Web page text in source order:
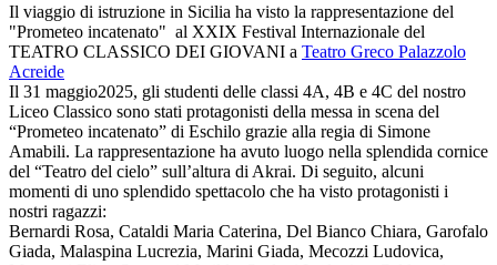
Il viaggio di istruzione in Sicilia ha visto la rappresentazione del
"Prometeo incatenato" al XXIX Festival Internazionale del
TEATRO CLASSICO DEI GIOVANI a Teatro Greco Palazzolo
Acreide
Il 31 maggio2025, gli studenti delle classi 4A, 4B e 4C del nostro
Liceo Classico sono stati protagonisti della messa in scena del
“Prometeo incatenato” di Eschilo grazie alla regia di Simone
Amabili. La rappresentazione ha avuto luogo nella splendida cornice
del “Teatro del cielo” sull’altura di Akrai. Di seguito, alcuni
momenti di uno splendido spettacolo che ha visto protagonisti i
nostri ragazzi:
Bernardi Rosa, Cataldi Maria Caterina, Del Bianco Chiara, Garofalo
Giada, Malaspina Lucrezia, Marini Giada, Mecozzi Ludovica,